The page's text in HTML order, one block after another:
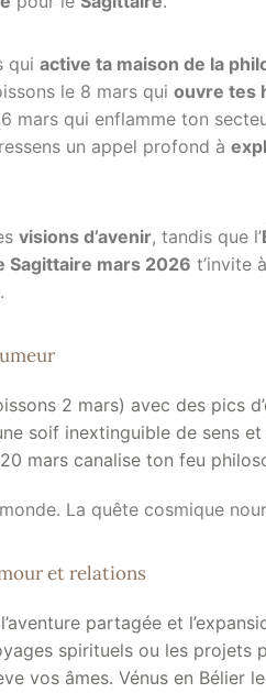
qui active ta maison de la
le 8 mars qui ouvre tes
mars qui enflamme ton
un appel profond à
visions d’avenir, tandis que l’
Sagittaire mars 2026 t’invite à
2 mars) avec des pics
soif inextinguible de sens
mars canalise ton feu
La quête cosmique
et relations
partagée et
spirituels ou les projets
vos âmes. Vénus en Bélier